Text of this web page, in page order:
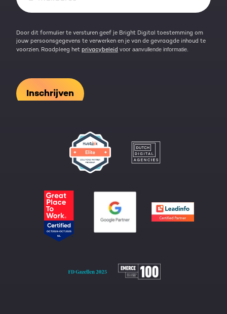
Door dit formulier te versturen geef je Bright Digital toestemming om
jouw persoonsgegevens te verwerken en je van de gevraagde inhoud te
voorzien. Raadpleeg het privacybeleid voor aanvullende informatie.